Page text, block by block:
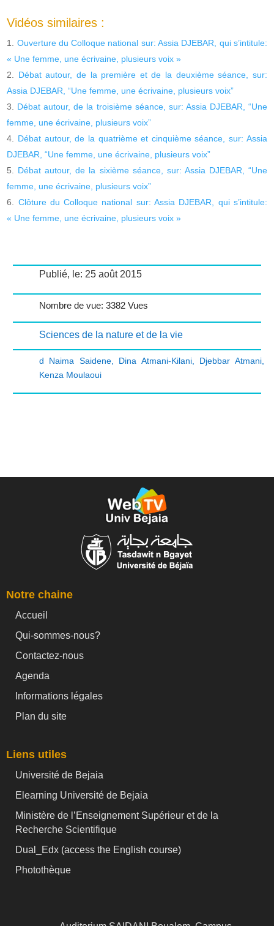
Vidéos similaires :
Ouverture du Colloque national sur: Assia DJEBAR, qui s’intitule:
« Une femme, une écrivaine, plusieurs voix »
Débat autour, de la première et de la deuxième séance, sur:
Assia DJEBAR, “Une femme, une écrivaine, plusieurs voix”
Débat autour, de la troisième séance, sur: Assia DJEBAR, “Une
femme, une écrivaine, plusieurs voix”
Débat autour, de la quatrième et cinquième séance, sur: Assia
DJEBAR, “Une femme, une écrivaine, plusieurs voix”
Débat autour, de la sixième séance, sur: Assia DJEBAR, “Une
femme, une écrivaine, plusieurs voix”
Clôture du Colloque national sur: Assia DJEBAR, qui s’intitule:
« Une femme, une écrivaine, plusieurs voix »
Publié, le: 25 août 2015
Nombre de vue: 3382 Vues
Sciences de la nature et de la vie
d Naima Saidene, Dina Atmani-Kilani, Djebbar Atmani,
Kenza Moulaoui
Notre chaine
Accueil
Qui-sommes-nous?
Contactez-nous
Agenda
Informations légales
Plan du site
Liens utiles
Université de Bejaia
Elearning Université de Bejaia
Ministère de l’Enseignement Supérieur et de la
Recherche Scientifique
Dual_Edx (access the English course)
Photothèque